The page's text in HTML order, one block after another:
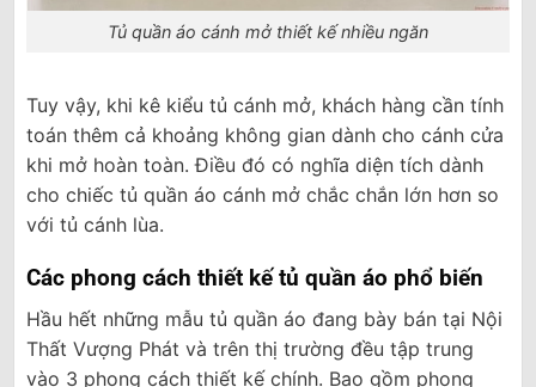
Tủ quần áo cánh mở thiết kế nhiều ngăn
Tuy vậy, khi kê kiểu tủ cánh mở, khách hàng cần tính
toán thêm cả khoảng không gian dành cho cánh cửa
khi mở hoàn toàn. Điều đó có nghĩa diện tích dành
cho chiếc tủ quần áo cánh mở chắc chắn lớn hơn so
với tủ cánh lùa.
Các phong cách thiết kế tủ quần áo phổ biến
Hầu hết những mẫu tủ quần áo đang bày bán tại Nội
Thất Vượng Phát và trên thị trường đều tập trung
vào 3 phong cách thiết kế chính. Bao gồm phong